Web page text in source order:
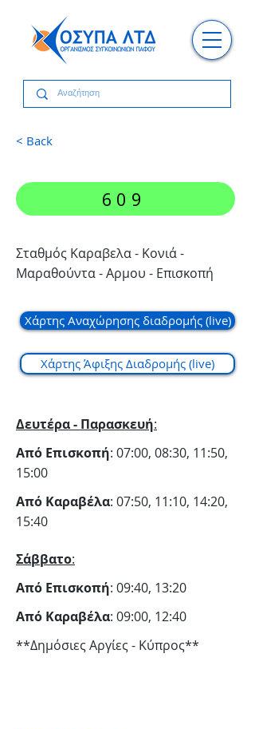
< Back
609
Σταθμός Καραβελα - Κονιά -
Μαραθούντα - Αρμου - Επισκοπή
Χάρτης Αναχώρησης διαδρομής (live)
Χάρτης Άφιξης Διαδρομής (live)
Δευτέρα - Παρασκευή:
Από Επισκοπή: 07:00, 08:30, 11:50,
15:00
Από Καραβέλα: 07:50, 11:10, 14:20,
15:40
Σάββατο:
Από Επισκοπή: 09:40, 13:20
Από Καραβέλα: 09:00, 12:40
**Δημόσιες Αργίες - Κύπρος**